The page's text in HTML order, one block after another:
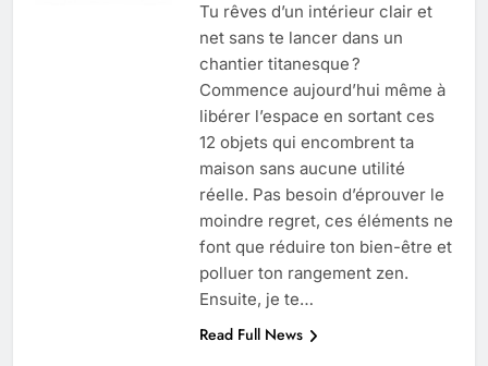
Okrami : comprendre ses
fonctionnalités clés et avantages
4 Mois Ago
Découvrez notre test d’orientation
gratuit spécialement conçu pour
collégiens et lycéens
4 Mois Ago
Liste complète des marques
rezoactif.com à connaître en 2025
Tu rêves d’un intérieur clair et
net sans te lancer dans un
chantier titanesque ?
Commence aujourd’hui même à
libérer l’espace en sortant ces
12 objets qui encombrent ta
maison sans aucune utilité
réelle. Pas besoin d’éprouver le
moindre regret, ces éléments ne
font que réduire ton bien-être et
polluer ton rangement zen.
Ensuite, je te…
Read Full News